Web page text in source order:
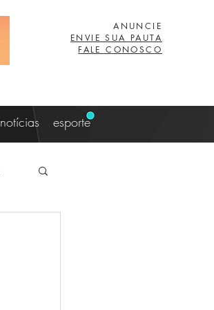
ANUNCIE
ENVIE SUA PAUTA
FALE CONOSCO
notícias esporte